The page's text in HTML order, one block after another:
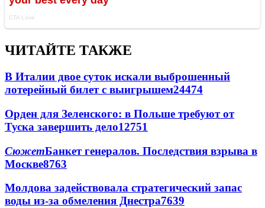
ЧИТАЙТЕ ТАКЖЕ
В Италии двое суток искали выброшенный
лотерейный билет с выигрышем24474
Орден для Зеленского: в Польше требуют от
Туска завершить дело12751
СюжетБанкет генералов. Последствия взрыва в
Москве8763
Молдова задействовала стратегический запас
воды из-за обмеления Днестра7639